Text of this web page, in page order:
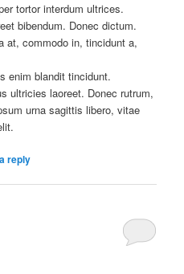
tortor interdum ultrices.
bibendum. Donec dictum.
at, commodo in, tincidunt a,
enim blandit tincidunt.
ultricies laoreet. Donec rutrum,
urna sagittis libero, vitae
reply